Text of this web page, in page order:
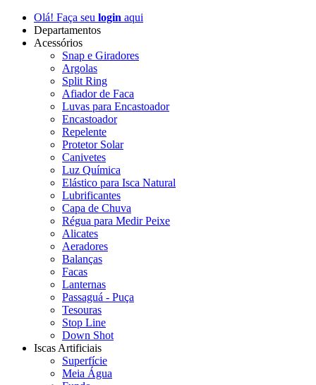
Olá! Faça seu login aqui
Departamentos
Acessórios
Snap e Giradores
Argolas
Split Ring
Afiador de Faca
Luvas para Encastoador
Encastoador
Repelente
Protetor Solar
Canivetes
Luz Química
Elástico para Isca Natural
Lubrificantes
Capa de Chuva
Régua para Medir Peixe
Alicates
Aeradores
Balanças
Facas
Lanternas
Passaguá - Puça
Tesouras
Stop Line
Down Shot
Iscas Artificiais
Superfície
Meia Água